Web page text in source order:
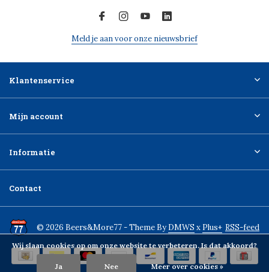
Meld je aan voor onze nieuwsbrief
Klantenservice
Mijn account
Informatie
Contact
© 2026 Beers&More77 - Theme ByDMWS x Plus+ RSS-feed
Wij slaan cookies op om onze website te verbeteren. Is dat akkoord?
Ja Nee Meer over cookies »